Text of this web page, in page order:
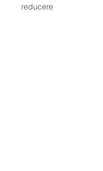
reducere